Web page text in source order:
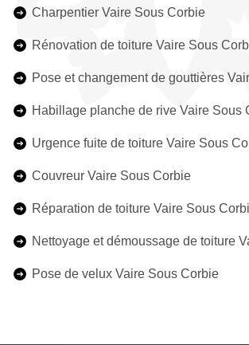
Charpentier Vaire Sous Corbie
Rénovation de toiture Vaire Sous
Pose et changement de gouttières
Habillage planche de rive Vaire Sous
Urgence fuite de toiture Vaire Sous
Couvreur Vaire Sous Corbie
Réparation de toiture Vaire Sous
Nettoyage et démoussage de toiture
Pose de velux Vaire Sous Corbie